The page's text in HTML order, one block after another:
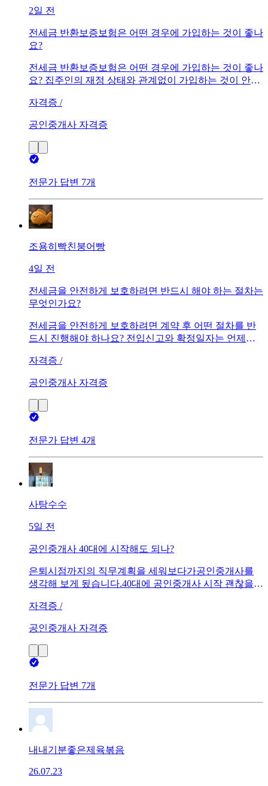
2일 전
전세금 반환보증보험은 어떤 경우에 가입하는 것이 좋나
요?
전세금 반환보증보험은 어떤 경우에 가입하는 것이 좋나
요? 집주인의 재정 상태와 관계없이 가입하는 것이 안전
궁금합니다. 또한 가입 시기, 보증료, 보장 범위, 전세 계
움을 받을 수 있는지도 함께 알고 싶습니다.
자격증 /
공인중개사 자격증
전문가 답변 7개
조용히빡친붕어빵
4일 전
전세금을 안전하게 보호하려면 반드시 해야 하는 절차는
무엇인가요?
전세금을 안전하게 보호하려면 계약 후 어떤 절차를 반
드시 진행해야 하나요? 전입신고와 확정일자는 언제까
에 필요한지도 궁금합니다. 또한 등기부등본 확인, 전세
을 안전하게 지키기 위해 꼭 확인해야 할 사항들을 함께
알려주세요.
자격증 /
공인중개사 자격증
전문가 답변 4개
사탕수수
5일 전
공인중개사 40대에 시작해도 되나?
은퇴시점까지의 직무계획을 세워보다가공인중개사를
생각해 보게 됬습니다.40대에 공인중개사 시작 괜찮을까
팀장이던데나이야 상관없지만 업계가 어떤지 궁금합니
자격증 /
공인중개사 자격증
전문가 답변 7개
내내기분좋은제육볶음
26.07.23